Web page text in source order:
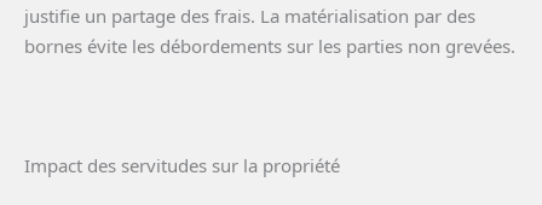
justifie un partage des frais. La matérialisation par des
bornes évite les débordements sur les parties non grevées.
Impact des servitudes sur la propriété